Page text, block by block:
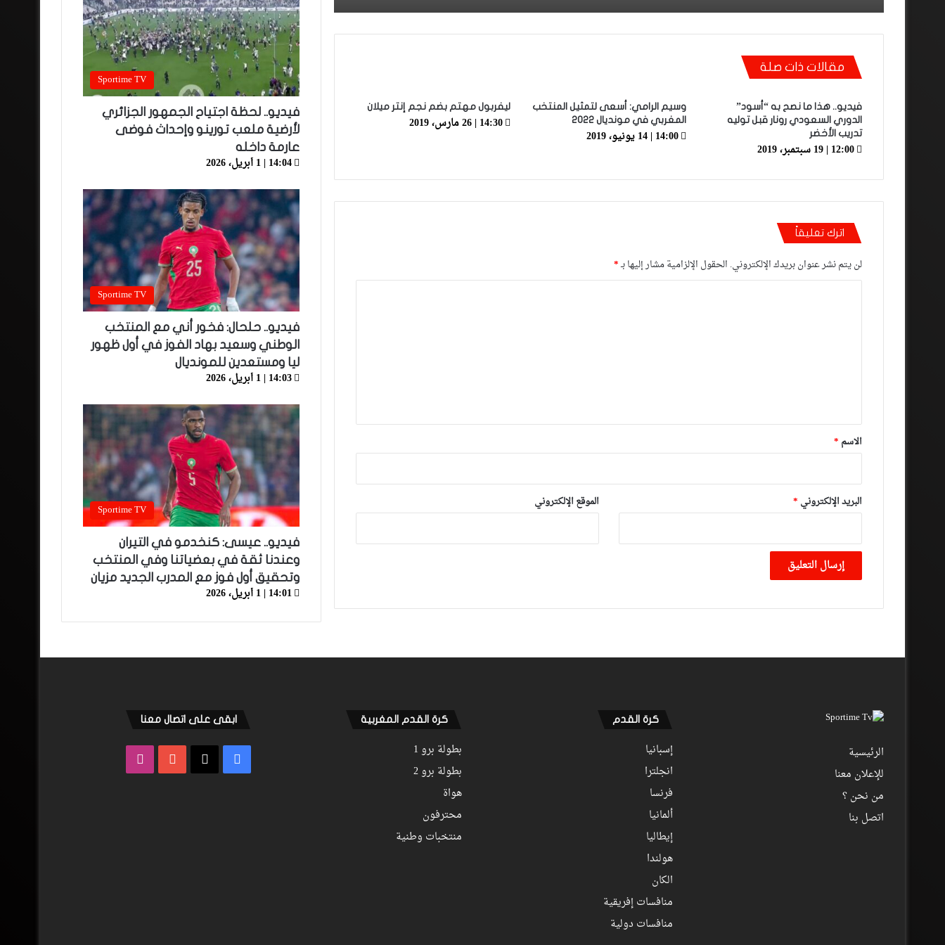
فيديو.. ريال مدريد ملك “ريمونتادات”
والوداد؟
مقالات ذات صلة
فيديو.. هذا ما نصح به “أسود”
الدوري السعودي رونار قبل توليه
تدريب الأخضر
12:00 | 19 سبتمبر، 2019
وسيم الرامي: أسعى لتمثيل المنتخب
المغربي في مونديال 2022
14:00 | 14 يونيو، 2019
ليفربول مهتم بضم نجم إنتر ميلان
14:30 | 26 مارس، 2019
اترك تعليقاً
لن يتم نشر عنوان بريدك الإلكتروني. الحقول الإلزامية مشار إليها بـ*
*
الاسم *
البريد الإلكتروني * الموقع الإلكتروني
Sportime TV
فيديو.. لحظة اجتياح الجمهور الجزائري
لأرضية ملعب تورينو وإحداث فوضى
عارمة داخله
14:04 | 1 أبريل، 2026
Sportime TV
فيديو.. حلحال: فخور أني مع المنتخب
الوطني وسعيد بهاد الفوز في أول ظهور
ليا ومستعدين للمونديال
14:03 | 1 أبريل، 2026
Sportime TV
فيديو.. عيسى: كنخدمو في التيران
وعندنا ثقة في بعضياتنا وفي المنتخب
وتحقيق أول فوز مع المدرب الجديد مزيان
14:01 | 1 أبريل، 2026
الرئيسية
للإعلان معنا
من نحن ؟
اتصل بنا
كرة القدم
إسبانيا
انجلترا
فرنسا
ألمانيا
إيطاليا
هولندا
الكان
منافسات إفريقية
منافسات دولية
كرة القدم المغربية
بطولة برو 1
بطولة برو 2
هواة
محترفون
منتخبات وطنية
ابقى على اتصال معنا
فيسبوك ‫YouTube